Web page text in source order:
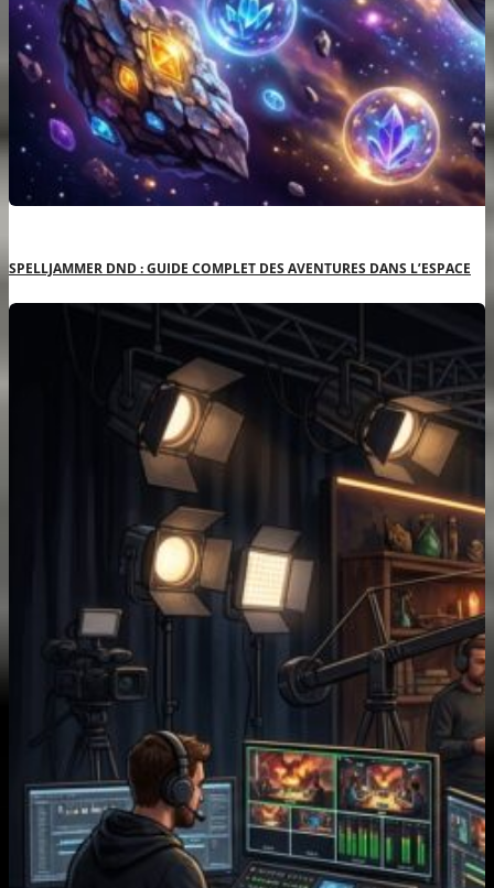
SPELLJAMMER DND : GUIDE COMPLET DES AVENTURES DANS L’ESPACE